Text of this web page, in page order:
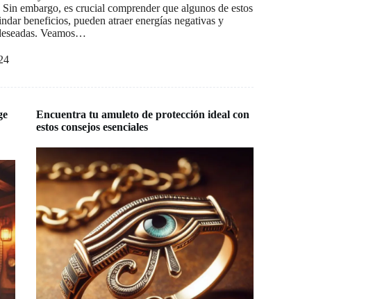
embargo, es crucial comprender que algunos de estos
beneficios, pueden atraer energías negativas y
Veamos…
Encuentra tu amuleto de protección ideal con
estos consejos esenciales